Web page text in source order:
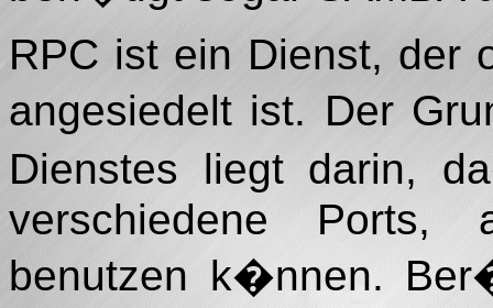
RPC ist ein Dienst, der
angesiedelt ist. Der
Dienstes liegt darin,
verschiedene Ports,
benutzen k�nnen.